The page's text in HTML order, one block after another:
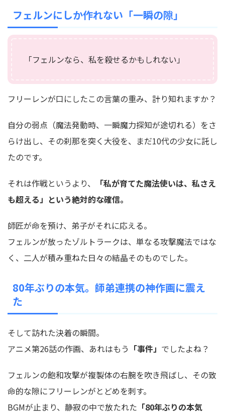
フェルンにしか作れない「一瞬の隙」
「フェルンなら、私を殺せるかもしれない」
フリーレンが口にしたこの言葉の重み、計り知れますか？
自分の弱点（魔法発動時、一瞬魔力探知が途切れる）をさ
らけ出し、その刹那を突く大役を、まだ10代の少女に託し
たのです。
それは作戦というより、
「私が育てた魔法使いは、私さえ
も超える」という絶対的な確信。
師匠が命を預け、弟子がそれに応える。
フェルンが放ったゾルトラークは、単なる攻撃魔法ではな
く、二人が積み重ねた日々の結晶そのものでした。
80年ぶりの本気。師弟連携の神作画に震え
た
そして訪れた決着の瞬間。
アニメ第26話の作画、あれはもう 「事件」 でしたよね？
フェルンの飽和攻撃が複製体の右腕を吹き飛ばし、その致
命的な隙にフリーレンがとどめを刺す。
BGMが止まり、静寂の中で放たれた 「80年ぶりの本気